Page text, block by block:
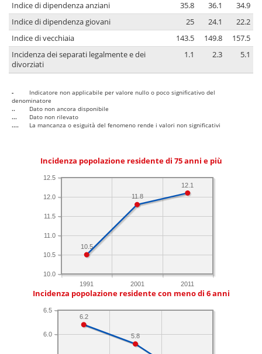
Indice di dipendenza anziani 35.8 36.1
34.9
Indice di dipendenza giovani
25 24.1
22.2
Indice di vecchiaia
143.5 149.8
157.5
Incidenza dei separati legalmente e dei
divorziati
1.1 2.3 5.1
-
Indicatore non applicabile per valore nullo o poco significativo del
denominatore
..
Dato non ancora disponibile
...
Dato non rilevato
....
La mancanza o esiguità del fenomeno rende i valori non significativi
Incidenza popolazione residente di 75 anni e più
1991 2001 2011
10.0
10.5
11.0
11.5
12.0
12.5
12.1
11.8
10.5
Incidenza popolazione residente con meno di 6 anni
6.0
6.5
5.8
6.2